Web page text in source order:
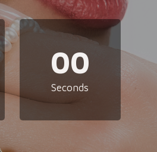
00
Seconds